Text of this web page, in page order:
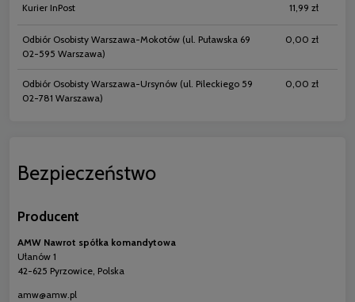
Kurier InPost 11,99 zł
Odbiór Osobisty Warszawa-Mokotów (ul. Puławska 69
02-595 Warszawa)
0,00 zł
Odbiór Osobisty Warszawa-Ursynów (ul. Pileckiego 59
02-781 Warszawa)
0,00 zł
Bezpieczeństwo
Producent
AMW Nawrot spółka komandytowa
Ułanów 1
42-625 Pyrzowice, Polska
amw@amw.pl